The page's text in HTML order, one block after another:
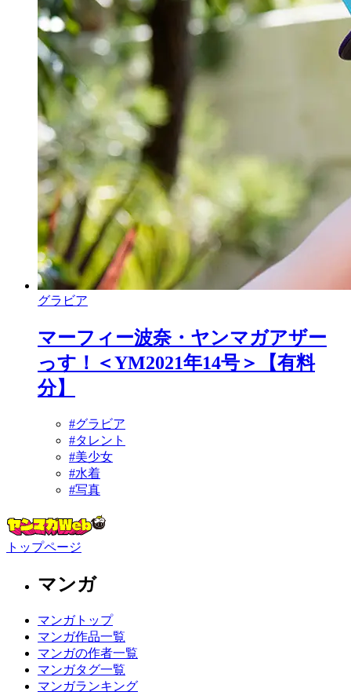
グラビア
マーフィー波奈・ヤンマガアザー
っす！＜YM2021年14号＞【有料
分】
#グラビア
#タレント
#美少女
#水着
#写真
トップページ
マンガ
マンガトップ
マンガ作品一覧
マンガの作者一覧
マンガタグ一覧
マンガランキング